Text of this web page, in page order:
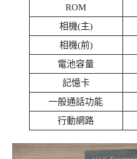
ROM
相機(主)
相機(前)
電池容量
記憶卡
一般通話功能
行動網路